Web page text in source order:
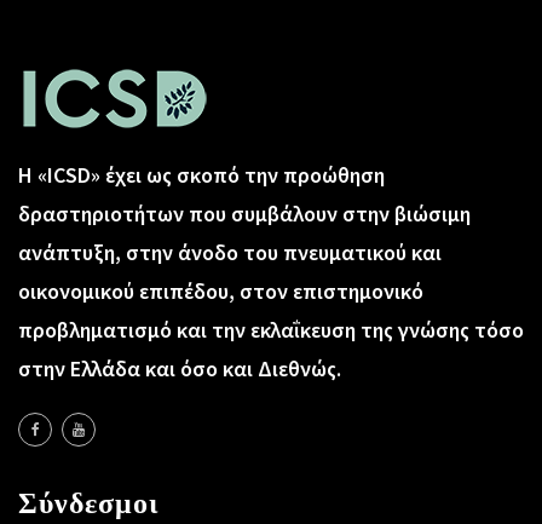
Η «ICSD» έχει ως σκοπό την προώθηση
δραστηριοτήτων που συμβάλουν στην βιώσιμη
ανάπτυξη, στην άνοδο του πνευματικού και
οικονομικού επιπέδου, στον επιστημονικό
προβληματισμό και την εκλαΐκευση της γνώσης τόσο
στην Ελλάδα και όσο και Διεθνώς.
Σύνδεσμοι